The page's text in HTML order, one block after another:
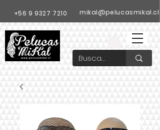
+56 9 9327 7210 mikal@pelucasmikal.cl